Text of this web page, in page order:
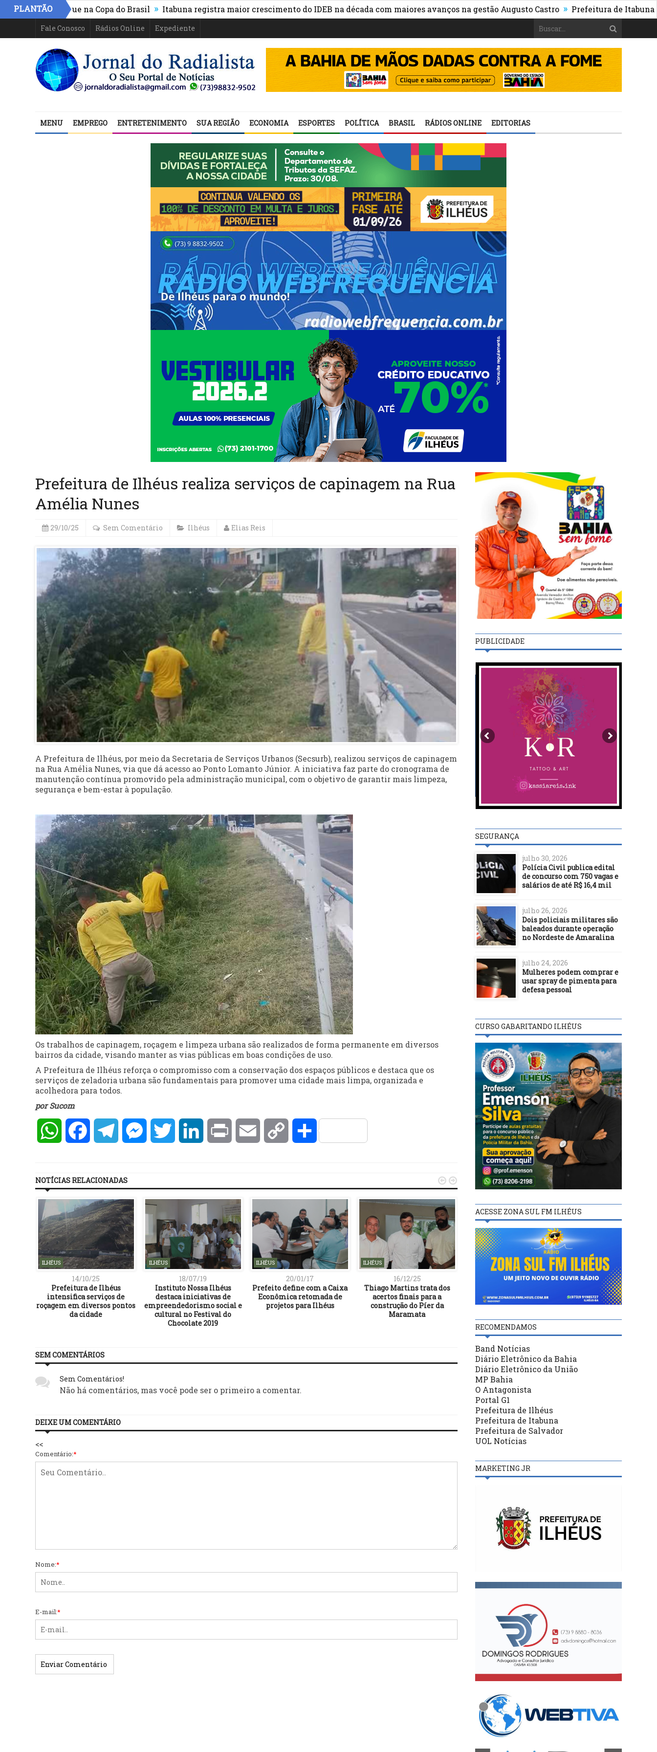
PLANTÃO
e segue na Copa do Brasil » Itabuna registra maior crescimento do IDEB na década com maiores avanços na gestão Augusto Castro » Prefeitura de Itabuna publica
Fale Conosco Rádios Online Expediente
MENU EMPREGO ENTRETENIMENTO SUA REGIÃO ECONOMIA ESPORTES POLÍTICA BRASIL RÁDIOS ONLINE EDITORIAS
Prefeitura de Ilhéus realiza serviços de capinagem na Rua
Amélia Nunes
29/10/25 Sem Comentário Ilhéus Elias Reis
A Prefeitura de Ilhéus, por meio da Secretaria de Serviços Urbanos (Secsurb), realizou serviços de capinagem
na Rua Amélia Nunes, via que dá acesso ao Ponto Lomanto Júnior. A iniciativa faz parte do cronograma de
manutenção contínua promovido pela administração municipal, com o objetivo de garantir mais limpeza,
segurança e bem-estar à população.
Os trabalhos de capinagem, roçagem e limpeza urbana são realizados de forma permanente em diversos
bairros da cidade, visando manter as vias públicas em boas condições de uso.
A Prefeitura de Ilhéus reforça o compromisso com a conservação dos espaços públicos e destaca que os
serviços de zeladoria urbana são fundamentais para promover uma cidade mais limpa, organizada e
acolhedora para todos.
por Sucom
WhatsAppFacebookTelegramMessengerTwitter LinkedInPrint Email Copy Compartilhar
NOTÍCIAS RELACIONADAS
ILHÉUS
14/10/25
Prefeitura de Ilhéus
intensifica serviços de
roçagem em diversos pontos
da cidade
ILHÉUS
18/07/19
Instituto Nossa Ilhéus
destaca iniciativas de
empreendedorismo social e
cultural no Festival do
Chocolate 2019
ILHÉUS
20/01/17
Prefeito define com a Caixa
Econômica retomada de
projetos para Ilhéus
ILHÉUS
16/12/25
Thiago Martins trata dos
acertos finais para a
construção do Píer da
Maramata
ILHÉUS
17/12/18
o programa BPC na Escola
durante 2019
ILHÉUS
04/02/21
Ilhéus: IPTU com 15%
desconto em cota única
ser pago até 30 de
 
SEM COMENTÁRIOS
Sem Comentários!
Não há comentários, mas você pode ser o primeiro a comentar.
DEIXE UM COMENTÁRIO
<<
Comentário:*
Nome:*
E-mail:*
PUBLICIDADE
SEGURANÇA
julho 30, 2026
Polícia Civil publica edital
de concurso com 750 vagas e
salários de até R$ 16,4 mil
julho 26, 2026
Dois policiais militares são
baleados durante operação
no Nordeste de Amaralina
julho 24, 2026
Mulheres podem comprar e
usar spray de pimenta para
defesa pessoal
CURSO GABARITANDO ILHÉUS
ACESSE ZONA SUL FM ILHÉUS
RECOMENDAMOS
Band Notícias
Diário Eletrônico da Bahia
Diário Eletrônico da União
MP Bahia
O Antagonista
Portal G1
Prefeitura de Ilhéus
Prefeitura de Itabuna
Prefeitura de Salvador
UOL Notícias
MARKETING JR